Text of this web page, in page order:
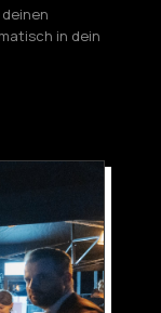
deinen
in dein